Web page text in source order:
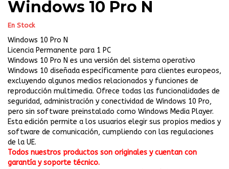
Windows 10 Pro N
En Stock
Windows 10 Pro N
Licencia Permanente para 1 PC
Windows 10 Pro N es una versión del sistema operativo
Windows 10 diseñada específicamente para clientes europeos,
excluyendo algunos medios relacionados y funciones de
reproducción multimedia. Ofrece todas las funcionalidades de
seguridad, administración y conectividad de Windows 10 Pro,
pero sin software preinstalado como Windows Media Player.
Esta edición permite a los usuarios elegir sus propios medios y
software de comunicación, cumpliendo con las regulaciones
de la UE.
Todos nuestros productos son originales y cuentan con
garantía y soporte técnico.